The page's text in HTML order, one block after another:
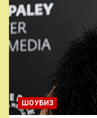
ШОУБИЗ